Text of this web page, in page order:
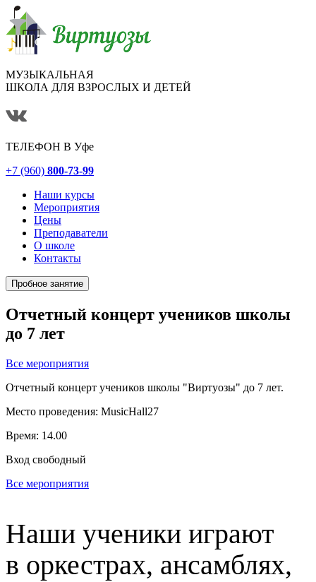
МУЗЫКАЛЬНАЯ
ШКОЛА ДЛЯ ВЗРОСЛЫХ И ДЕТЕЙ
ТЕЛЕФОН В Уфе
+7 (960) 800-73-99
Наши курсы
Мероприятия
Цены
Преподаватели
О школе
Контакты
Пробное занятие
Отчетный концерт учеников школы
до 7 лет
Все мероприятия
Отчетный концерт учеников школы "Виртуозы" до 7 лет.
Место проведения: MusicHall27
Время: 14.00
Вход свободный
Все мероприятия
Наши ученики играют
в оркестрах, ансамблях,